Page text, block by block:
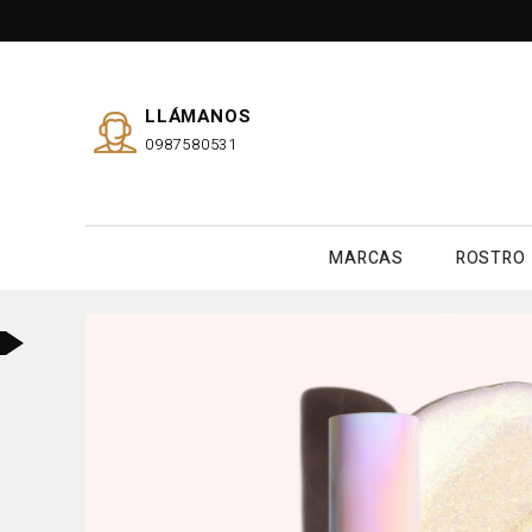
LLÁMANOS
0987580531
MARCAS ROSTRO